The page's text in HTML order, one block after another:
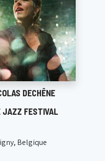
DECHÊNE
JAZZ FESTIVAL
Belgique